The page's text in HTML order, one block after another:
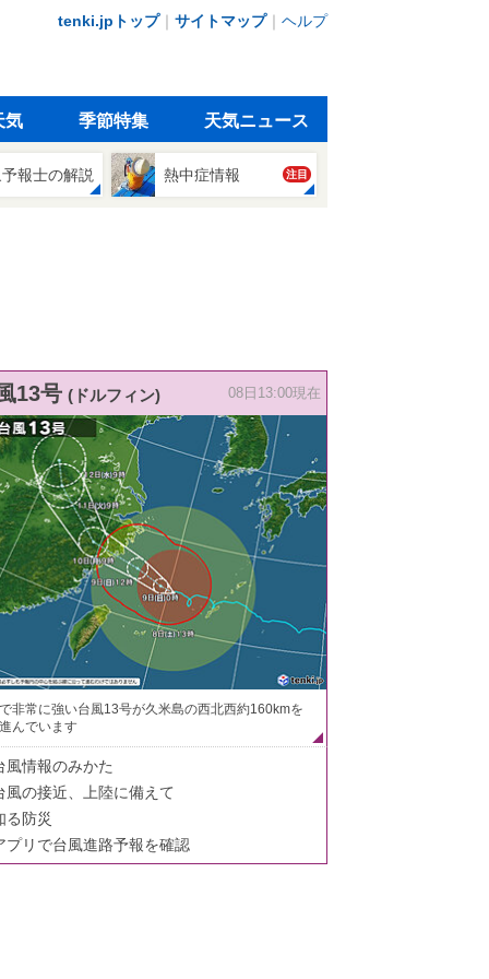
tenki.jpトップ｜ サイトマップ｜ ヘルプ
気 季節特集 天気ニュース
報士の解説 熱中症情報 注目
13号 (ドルフィン) 08日13:00現在
非常に強い台風13号が久米島の西北西約160kmを
んでいます
風情報のみかた
風の接近、上陸に備えて
る防災
プリで台風進路予報を確認